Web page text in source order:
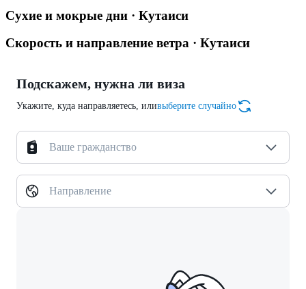
Сухие и мокрые дни · Кутаиси
Скорость и направление ветра · Кутаиси
Подскажем, нужна ли виза
Укажите, куда направляетесь, иливыберите случайно
Ваше гражданство
Направление